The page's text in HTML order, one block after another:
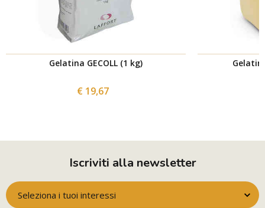
Gelatina GECOLL (1 kg)
€ 19,67
Iscriviti alla newsletter
Seleziona i tuoi interessi